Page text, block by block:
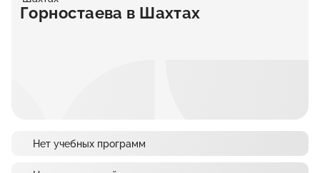
Горностаева в Шахтах
Нет учебных программ